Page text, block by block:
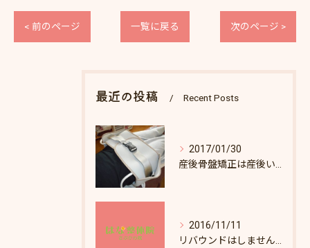
< 前のページ 一覧に戻る 次のページ >
最近の投稿 Recent Posts
2017/01/30
2016/11/11